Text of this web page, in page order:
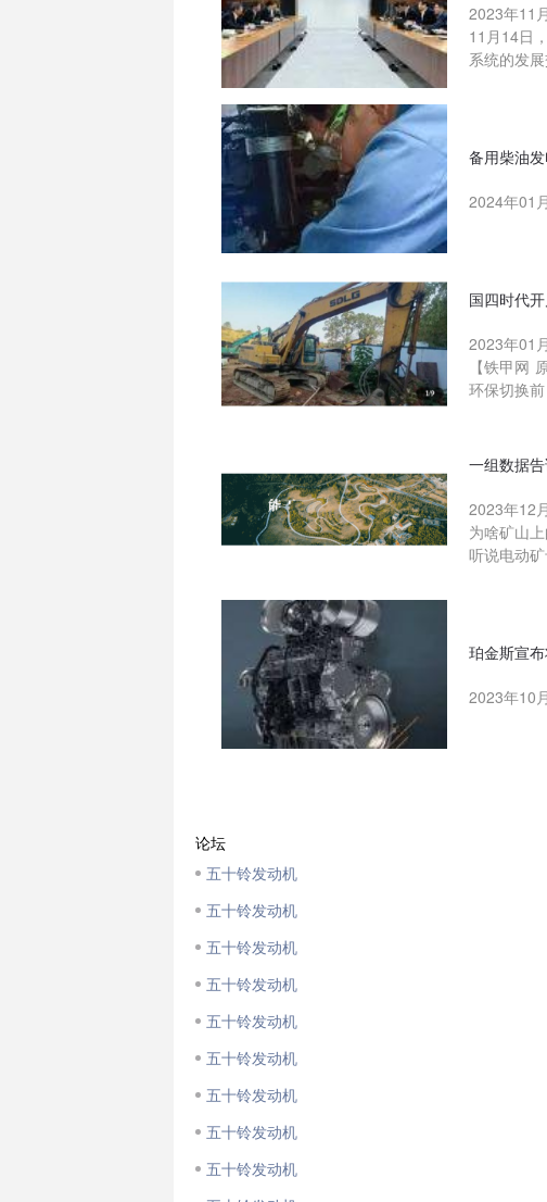
2023年11
11月14日
系统的发
备用柴油
2024年01
国四时代
2023年01
【铁甲网
环保切换
一组数据
2023年12
为啥矿山
听说电动
珀金斯宣
2023年10
论坛
五十铃发动机
五十铃发动机
五十铃发动机
五十铃发动机
五十铃发动机
五十铃发动机
五十铃发动机
五十铃发动机
五十铃发动机